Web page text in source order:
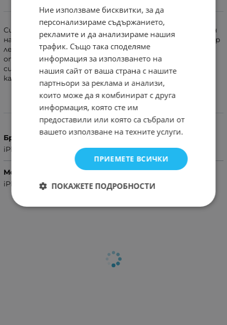
Информация
Силиконова подложка щадяща телефона ви по изискан
начин. Всички функции на телефона са достъпни. Супер
лек, лесен за носене. Специално проектиран визитник
от вътрешната страна, клипс закопчалка даваща
сигурност че няма да се отвори без ваше знаение
калъфа.
Характеристики
Бранд
iPhone
Модел Телефон
iPhone 11 Pro
Ние използваме бисквитки, за да
персонализираме съдържанието,
рекламите и да анализираме нашия
трафик. Също така споделяме
информация за използването на
нашия сайт от ваша страна с нашите
партньори за реклама и анализи,
които може да я комбинират с друга
информация, която сте им
предоставили или която са събрали от
вашето използване на техните услуги.
ПРИЕМЕТЕ ВСИЧКИ
ПОКАЖЕТЕ ПОДРОБНОСТИ